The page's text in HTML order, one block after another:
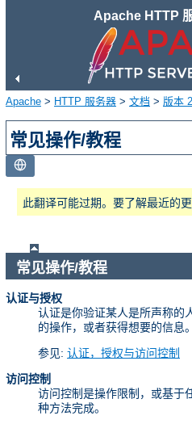
Apache HTTP
Apache > HTTP 服务器 > 文档 > 版本
常见操作/教程
此翻译可能过期。要了解最近的
常见操作/教程
认证与授权
认证是你验证某人是所声称的
的操作，或者获得想要的信息。
参见: 认证，授权与访问控制
访问控制
访问控制是操作限制，或基于
种方法完成。